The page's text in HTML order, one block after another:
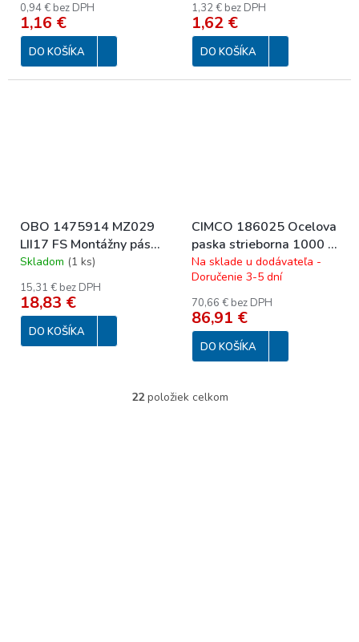
0,94 € bez DPH
1,16 €
DO KOŠÍKA
1,32 € bez DPH
1,62 €
DO KOŠÍKA
OBO 1475914 MZ029
LII17 FS Montážny pás
perforovaný, 17x0,7mm
Skladom (1 ks)
15,31 € bez DPH
18,83 €
DO KOŠÍKA
CIMCO 186025 Ocelova
paska strieborna 1000 x
12 mm (25 ks)
Na sklade u dodávateľa -
Doručenie 3-5 dní
70,66 € bez DPH
86,91 €
DO KOŠÍKA
O
22položiek celkom